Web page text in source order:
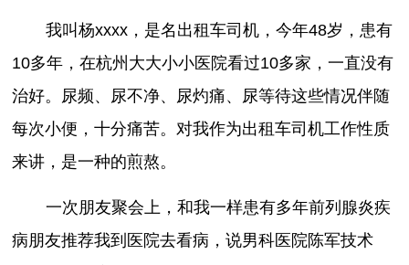
我叫杨xxxx，是名出租车司机，今年48岁，患有
10多年，在杭州大大小小医院看过10多家，一直没有
治好。尿频、尿不净、尿灼痛、尿等待这些情况伴随
每次小便，十分痛苦。对我作为出租车司机工作性质
来讲，是一种的煎熬。
一次朋友聚会上，和我一样患有多年前列腺炎疾
病朋友推荐我到医院去看病，说男科医院陈军技术